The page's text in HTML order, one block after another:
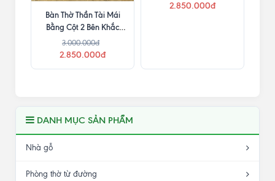
Bàn Thờ Thần Tài Mái
Bằng Cột 2 Bên Khắc
Chữ
3.000.000đ
2.850.000đ
2.850.000đ
DANH MỤC SẢN PHẨM
Nhà gỗ
Phòng thờ từ đường